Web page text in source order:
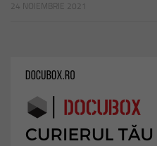
24 NOIEMBRIE 2021